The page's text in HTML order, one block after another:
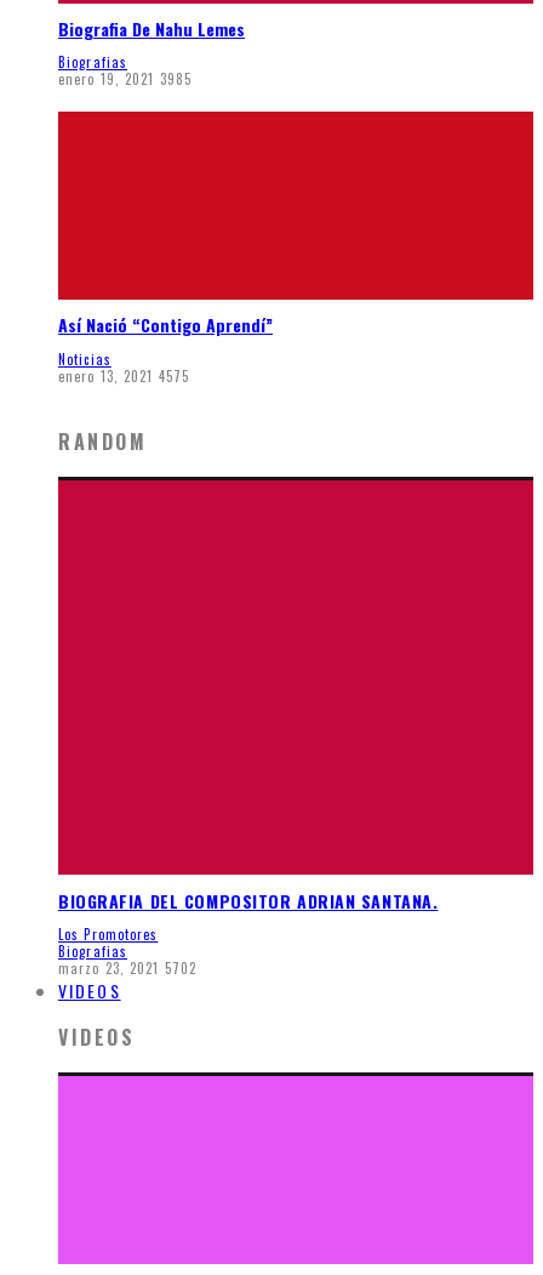
Biografia De Nahu Lemes
Biografias
enero 19, 2021 3985
Así Nació “Contigo Aprendí”
Noticias
enero 13, 2021 4575
RANDOM
BIOGRAFIA DEL COMPOSITOR ADRIAN SANTANA.
Los Promotores
Biografias
marzo 23, 2021 5702
VIDEOS
VIDEOS